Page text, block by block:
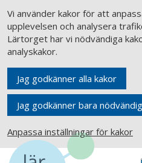
Vi använder kakor för att
upplevelsen och analysera
Lärtorget har vi nödvändiga
analyskakor.
Jag godkänner alla kakor
Jag godkänner bara
Anpassa inställningar för kakor